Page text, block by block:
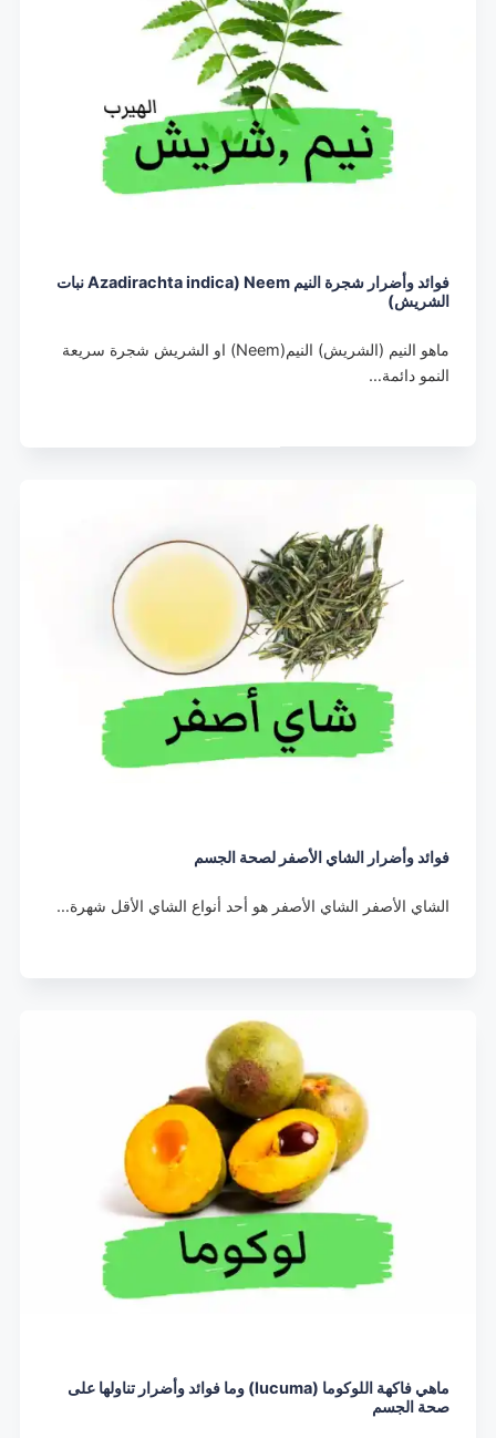
فوائد وأضرار شجرة النيم Neem (Azadirachta indica نبات
الشريش)
ماهو النيم (الشريش) النيم(Neem) او الشريش شجرة سريعة
النمو دائمة…
فوائد وأضرار الشاي الأصفر لصحة الجسم
الشاي الأصفر الشاي الأصفر هو أحد أنواع الشاي الأقل شهرة…
ماهي فاكهة اللوكوما (lucuma) وما فوائد وأضرار تناولها على
صحة الجسم